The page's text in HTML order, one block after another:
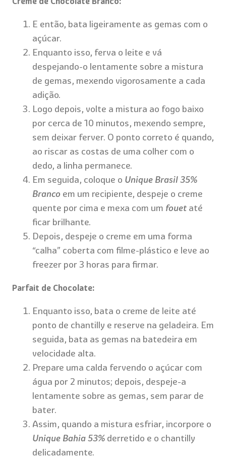
E então, bata ligeiramente as gemas com o
açúcar.
Enquanto isso, ferva o leite e vá
despejando-o lentamente sobre a mistura
de gemas, mexendo vigorosamente a cada
adição.
Logo depois, volte a mistura ao fogo baixo
por cerca de 10 minutos, mexendo sempre,
sem deixar ferver. O ponto correto é quando,
ao riscar as costas de uma colher com o
dedo, a linha permanece.
Em seguida, coloque o Unique Brasil 35%
Branco em um recipiente, despeje o creme
quente por cima e mexa com um fouet até
ficar brilhante.
Depois, despeje o creme em uma forma
“calha” coberta com filme-plástico e leve ao
freezer por 3 horas para firmar.
Parfait de Chocolate:
Enquanto isso, bata o creme de leite até
ponto de chantilly e reserve na geladeira. Em
seguida, bata as gemas na batedeira em
velocidade alta.
Prepare uma calda fervendo o açúcar com
água por 2 minutos; depois, despeje-a
lentamente sobre as gemas, sem parar de
bater.
Assim, quando a mistura esfriar, incorpore o
Unique Bahia 53% derretido e o chantilly
delicadamente.